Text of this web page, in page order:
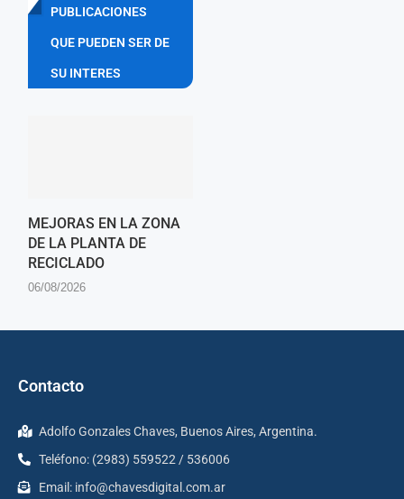
PUBLICACIONES
QUE PUEDEN SER DE
SU INTERES
MEJORAS EN LA ZONA
DE LA PLANTA DE
RECICLADO
06/08/2026
Contacto
Adolfo Gonzales Chaves, Buenos Aires, Argentina.
Teléfono: (2983) 559522 / 536006
Email: info@chavesdigital.com.ar